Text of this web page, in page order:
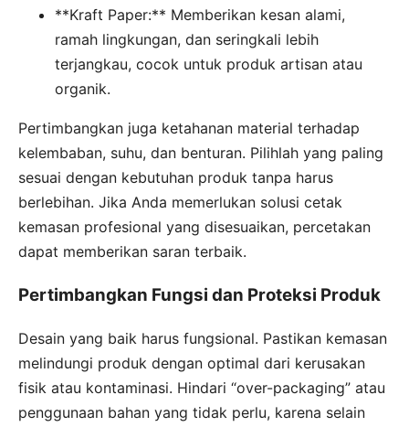
**Kraft Paper:** Memberikan kesan alami,
ramah lingkungan, dan seringkali lebih
terjangkau, cocok untuk produk artisan atau
organik.
Pertimbangkan juga ketahanan material terhadap
kelembaban, suhu, dan benturan. Pilihlah yang paling
sesuai dengan kebutuhan produk tanpa harus
berlebihan. Jika Anda memerlukan solusi cetak
kemasan profesional yang disesuaikan, percetakan
dapat memberikan saran terbaik.
Pertimbangkan Fungsi dan Proteksi Produk
Desain yang baik harus fungsional. Pastikan kemasan
melindungi produk dengan optimal dari kerusakan
fisik atau kontaminasi. Hindari “over-packaging” atau
penggunaan bahan yang tidak perlu, karena selain